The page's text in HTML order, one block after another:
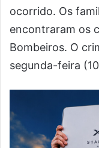
ocorrido. Os
encontraram os
Bombeiros. O
segunda-feira